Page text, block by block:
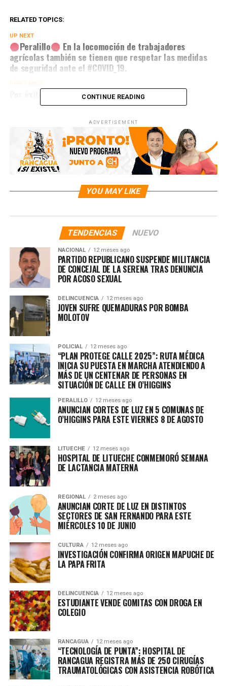
RELATED TOPICS:
UP NEXT
Peralillo
En la locomoción de trabajadores
agrícolas también se tienen que respetar las medidas
de seguridad ante el #COVID_19.
Por éxito se extiende La Feria del Amor!!
CONTINUE READING
ADVERTISEMENT
YOU MAY LIKE
TENDENCIAS NUEVO
NACIONAL 12 meses ago
PARTIDO REPUBLICANO SUSPENDE MILITANCIA
DE CONCEJAL DE LA SERENA TRAS DENUNCIA
POR ACOSO SEXUAL
DELINCUENCIA 12 meses ago
JOVEN SUFRE QUEMADURAS POR BOMBA
MOLOTOV
POLICIAL 12 meses ago
“PLAN PROTEGE CALLE 2025”: RUTA MÉDICA
INICIA SU PUESTA EN MARCHA ATENDIENDO A
MÁS DE UN CENTENAR DE PERSONAS EN
SITUACIÓN DE CALLE EN O’HIGGINS
PERALILLO 12 meses ago
ANUNCIAN CORTES DE LUZ EN 5 COMUNAS DE
O’HIGGINS PARA ESTE VIERNES 8 DE AGOSTO
LITUECHE 12 meses ago
HOSPITAL DE LITUECHE CONMEMORÓ SEMANA
DE LACTANCIA MATERNA
REGIONAL 2 meses ago
ANUNCIAN CORTE DE LUZ EN DISTINTOS
SECTORES DE SAN FERNANDO PARA ESTE
MIÉRCOLES 10 DE JUNIO
CULTURA 12 meses ago
INVESTIGACIÓN CONFIRMA ORIGEN MAPUCHE DE
LA PAPA FRITA
DELINCUENCIA 12 meses ago
ESTUDIANTE VENDE GOMITAS CON DROGA EN
COLEGIO
RANCAGUA 12 meses ago
“TECNOLOGÍA DE PUNTA”: HOSPITAL DE
RANCAGUA REGISTRA MÁS DE 250 CIRUGÍAS
TRAUMATOLÓGICAS CON ASISTENCIA ROBÓTICA